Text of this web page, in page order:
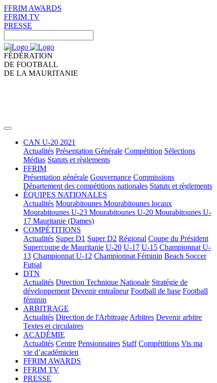
FFRIM AWARDS
FFRIM TV
PRESSE
FÉDÉRATION
DE FOOTBALL
DE LA MAURITANIE
CAN U-20 2021
Actualités Présentation Générale Compétition Sélections
Médias Statuts et règlements
FFRIM
Présentation générale Gouvernance Commissions
Département des compétitions nationales Statuts et règlements
ÉQUIPES NATIONALES
Actualités Mourabitounes Mourabitounes locaux
Mourabitounes U-23 Mourabitounes U-20 Mourabitounes U-
17 Mauritanie (Dames)
COMPÉTITIONS
Actualités Super D1 Super D2 Régional Coupe du Président
Supercoupe de Mauritanie U-20 U-17 U-15 Championnat U-
13 Championnat U-12 Championnat Féminin Beach Soccer
Futsal
DTN
Actualités Direction Technique Nationale Stratégie de
développement Devenir entraîneur Football de base Football
féminin
ARBITRAGE
Actualités Direction de l'Arbitrage Arbitres Devenir arbitre
Textes et circulaires
ACADÉMIE
Actualités Centre Pensionnaires Staff Compétitions Vis ma
vie d’académicien
FFRIM AWARDS
FFRIM TV
PRESSE